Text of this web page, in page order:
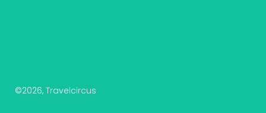
©2026, Travelcircus